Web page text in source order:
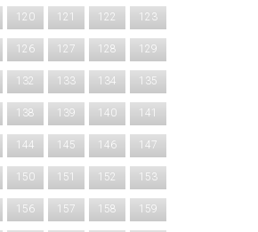
120 121 122 123
126 127 128 129
132 133 134 135
138 139 140 141
144 145 146 147
150 151 152 153
156 157 158 159